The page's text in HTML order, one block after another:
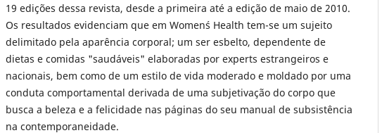
19 edições dessa revista, desde a primeira até a edição de maio de 2010.
Os resultados evidenciam que em Women´s Health tem-se um sujeito
delimitado pela aparência corporal; um ser esbelto, dependente de
dietas e comidas "saudáveis" elaboradas por experts estrangeiros e
nacionais, bem como de um estilo de vida moderado e moldado por uma
conduta comportamental derivada de uma subjetivação do corpo que
busca a beleza e a felicidade nas páginas do seu manual de subsistência
na contemporaneidade.